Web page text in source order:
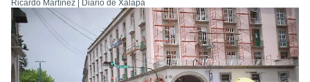
Ricardo Martínez | Diario de Xalapa